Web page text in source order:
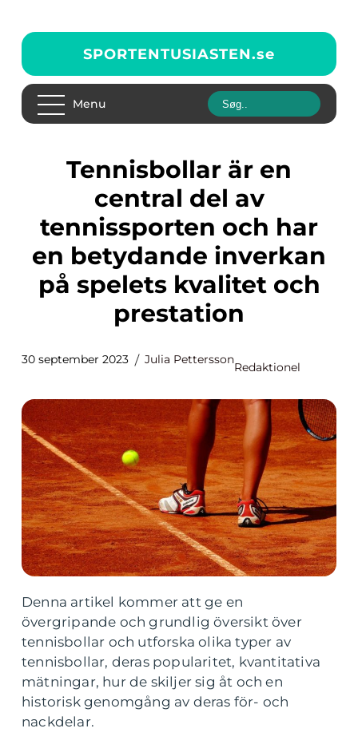
SPORTENTUSIASTEN.se
Menu
Tennisbollar är en
central del av
tennissporten och har
en betydande inverkan
på spelets kvalitet och
prestation
30 september 2023 Julia Pettersson
Redaktionel
Denna artikel kommer att ge en
övergripande och grundlig översikt över
tennisbollar och utforska olika typer av
tennisbollar, deras popularitet, kvantitativa
mätningar, hur de skiljer sig åt och en
historisk genomgång av deras för- och
nackdelar.